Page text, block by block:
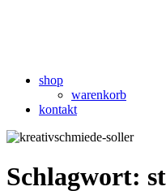
shop
warenkorb
kontakt
Schlagwort: